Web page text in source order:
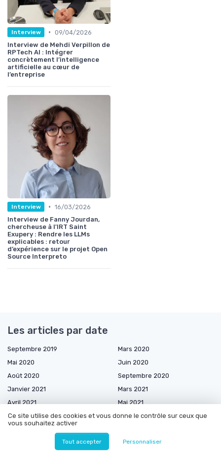
Interview • 09/04/2026
Interview de Mehdi Verpillon de
RPTech AI : Intégrer
concrètement l’intelligence
artificielle au cœur de
l’entreprise
Interview • 16/03/2026
Interview de Fanny Jourdan,
chercheuse à l'IRT Saint
Exupery : Rendre les LLMs
explicables : retour
d’expérience sur le projet Open
Source Interpreto
Les articles par date
Septembre 2019
Mars 2020
Mai 2020
Juin 2020
Août 2020
Septembre 2020
Janvier 2021
Mars 2021
Avril 2021
Mai 2021
Juin 2021
Juillet 2021
Mars 2022
Ce site utilise des cookies et vous donne le contrôle sur ceux que
vous souhaitez activer
Tout accepter Personnaliser